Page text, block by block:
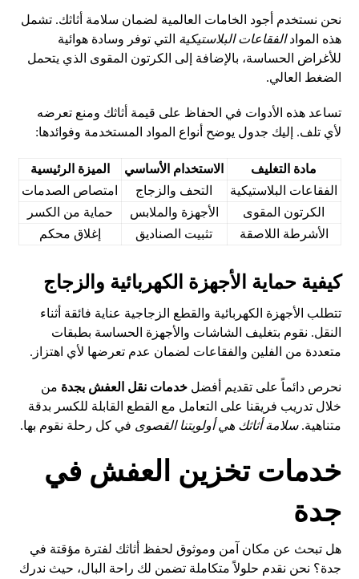
نحن نستخدم أجود الخامات العالمية لضمان سلامة أثاثك. تشمل
هذه الموادالفقاعات البلاستيكية التي توفر وسادة هوائية
للأغراض الحساسة، بالإضافة إلى الكرتون المقوى الذي يتحمل
الضغط العالي.
تساعد هذه الأدوات في الحفاظ على قيمة أثاثك ومنع تعرضه
لأي تلف. إليك جدول يوضح أنواع المواد المستخدمة وفوائدها:
مادة التغليف الاستخدام الأساسي
الميزة الرئيسية
الفقاعات البلاستيكية
التحف والزجاج
امتصاص الصدمات
الكرتون المقوى
الأجهزة والملابس
حماية من الكسر
الأشرطة اللاصقة
تثبيت الصناديق إغلاق محكم
كيفية حماية الأجهزة الكهربائية والزجاج
تتطلب الأجهزة الكهربائية والقطع الزجاجية عناية فائقة أثناء
النقل. نقوم بتغليف الشاشات والأجهزة الحساسة بطبقات
متعددة من الفلين والفقاعات لضمان عدم تعرضها لأي اهتزاز.
نحرص دائماً على تقديم أفضلخدمات نقل العفش بجدة من
خلال تدريب فريقنا على التعامل مع القطع القابلة للكسر بدقة
متناهية.سلامة أثاثك هي أولويتنا القصوى في كل رحلة نقوم بها.
خدمات تخزين العفش في
جدة
هل تبحث عن مكان آمن وموثوق لحفظ أثاثك لفترة مؤقتة في
جدة؟ نحن نقدم حلولاً متكاملة تضمن لك راحة البال، حيث ندرك